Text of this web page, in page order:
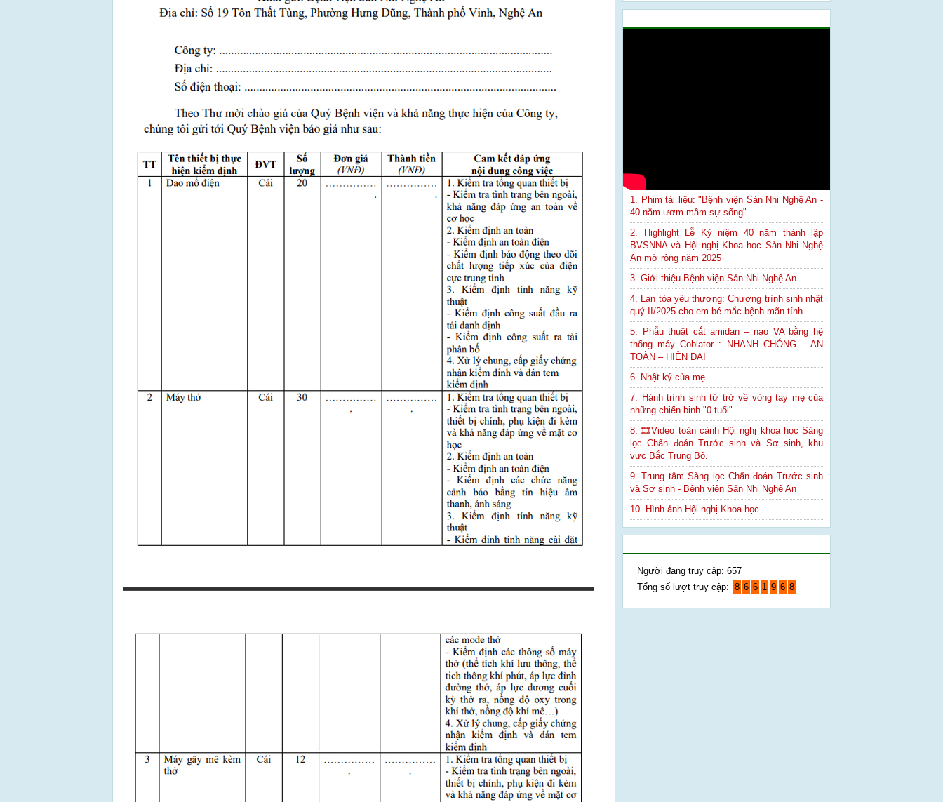
1. Phim tài liệu: "Bệnh viện Sản Nhi Nghệ An -
40 năm ươm mầm sự sống"
2. Highlight Lễ Kỷ niệm 40 năm thành lập
BVSNNA và Hội nghị Khoa học Sản Nhi Nghệ
An mở rộng năm 2025
3. Giới thiệu Bệnh viện Sản Nhi Nghệ An
4. Lan tỏa yêu thương: Chương trình sinh nhật
quý II/2025 cho em bé mắc bệnh mãn tính
5. Phẫu thuật cắt amidan – nạo VA bằng hệ
thống máy Coblator : NHANH CHÓNG – AN
TOÀN – HIỆN ĐẠI
6. Nhật ký của mẹ
7. Hành trình sinh tử trở về vòng tay mẹ của
những chiến binh "0 tuổi"
8. 🎞Video toàn cảnh Hội nghị khoa học Sàng
lọc Chẩn đoán Trước sinh và Sơ sinh, khu
vực Bắc Trung Bộ.
9. Trung tâm Sàng lọc Chẩn đoán Trước sinh
và Sơ sinh - Bệnh viện Sản Nhi Nghệ An
10. Hình ảnh Hội nghị Khoa học
Người đang truy cập: 657
Tổng số lượt truy cập:
8 6 6 1 9 6 8